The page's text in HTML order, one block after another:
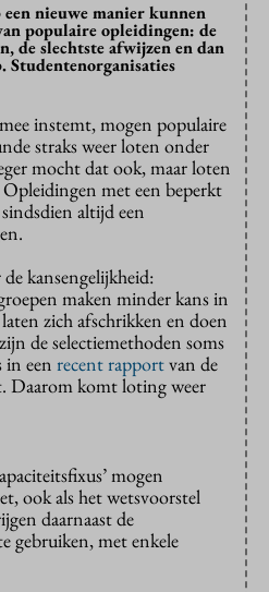
nieuwe manier kunnen
populaire opleidingen: de
de slechtste afwijzen en dan
Studentenorganisaties
instemt, mogen populaire
straks weer loten onder
mocht dat ook, maar loten
met een beperkt
altijd een
kansengelijkheid:
maken minder kans in
zich afschrikken en doen
de selectiemethoden soms
in een recent rapportvan de
Daarom komt loting weer
mogen
ook als het wetsvoorstel
daarnaast de
gebruiken, met enkele